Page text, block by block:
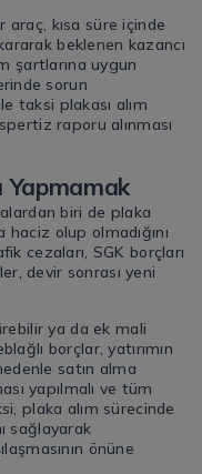
araç, kısa süre içinde
beklenen kazancı
şartlarına uygun
sorun
taksi plakası alım
raporu alınması
Yapmamak
biri de plaka
olup olmadığını
cezaları, SGK borçları
devir sonrası yeni
ya da ek mali
borçlar, yatırımın
satın alma
yapılmalı ve tüm
plaka alım sürecinde
sağlayarak
önüne